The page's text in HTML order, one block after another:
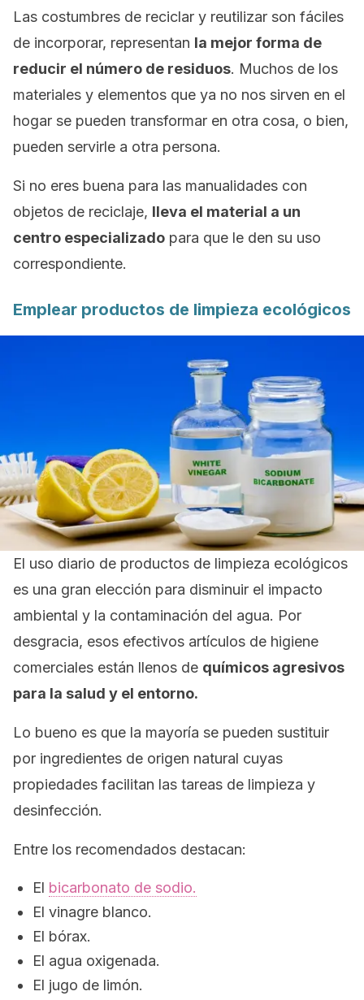
Las costumbres de reciclar y reutilizar son fáciles
de incorporar, representan la mejor forma de
reducir el número de residuos. Muchos de los
materiales y elementos que ya no nos sirven en el
hogar se pueden transformar en otra cosa, o bien,
pueden servirle a otra persona.
Si no eres buena para las manualidades con
objetos de reciclaje, lleva el material a un
centro especializado para que le den su uso
correspondiente.
Emplear productos de limpieza ecológicos
El uso diario de productos de limpieza ecológicos
es una gran elección para disminuir el impacto
ambiental y la contaminación del agua. Por
desgracia, esos efectivos artículos de higiene
comerciales están llenos de químicos agresivos
para la salud y el entorno.
Lo bueno es que la mayoría se pueden sustituir
por ingredientes de origen natural cuyas
propiedades facilitan las tareas de limpieza y
desinfección.
Entre los recomendados destacan:
El bicarbonato de sodio.
El vinagre blanco.
El bórax.
El agua oxigenada.
El jugo de limón.